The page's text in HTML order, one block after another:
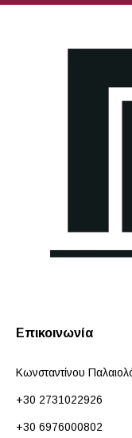
Επικοινωνία
Κωνσταντίνου
+30 2731022926
+30 6976000802